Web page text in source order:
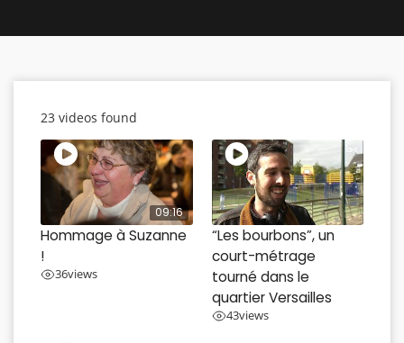
23 videos found
09:16
Hommage à Suzanne
!
36views
“Les bourbons”, un
court-métrage
tourné dans le
quartier Versailles
43views